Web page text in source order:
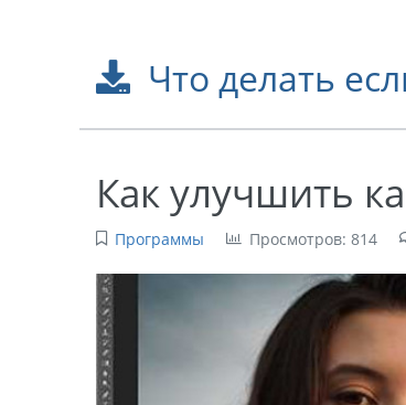
Что делать
Как улучшить
Программы Просмотров: 814